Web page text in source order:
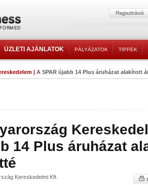
ÜZLETI AJÁNLATOK PÁLYÁZATOK TIPPEK
| A SPAR újabb 14 Plus áruházat alakított
14 Plus áruházat
Kereskedelmi Kft.